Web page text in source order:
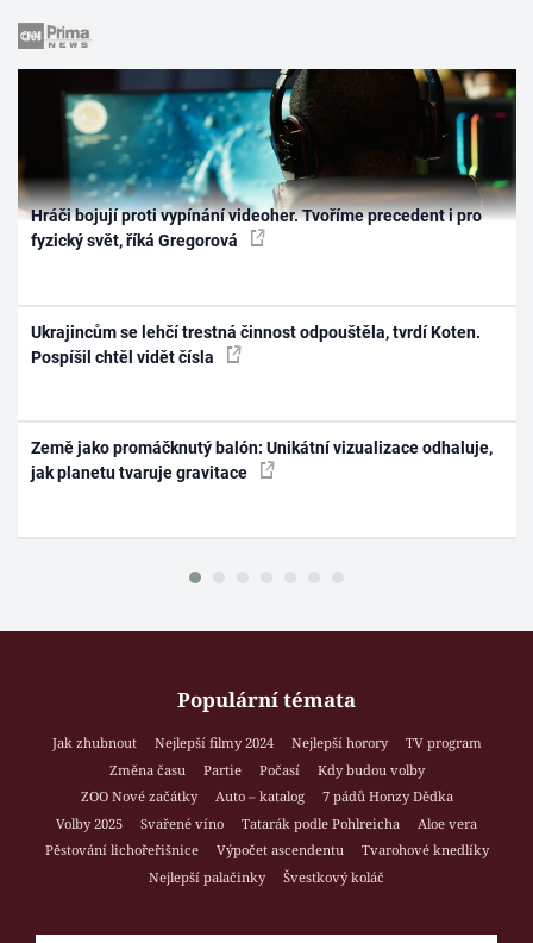
Hráči bojují proti vypínání videoher. Tvoříme precedent i pro
fyzický svět, říká Gregorová
Ukrajincům se lehčí trestná činnost odpouštěla, tvrdí Koten.
Pospíšil chtěl vidět čísla
Země jako promáčknutý balón: Unikátní vizualizace odhaluje,
jak planetu tvaruje gravitace
Populární témata
Jak zhubnout Nejlepší filmy 2024 Nejlepší horory
TV program
Změna času
Partie Počasí
Kdy budou volby
ZOO Nové začátky
Auto – katalog
7 pádů Honzy Dědka
Volby 2025
Svařené víno Tatarák podle Pohlreicha
Aloe vera
Pěstování lichořeřišnice
Výpočet ascendentu
Tvarohové knedlíky
Nejlepší palačinky
Švestkový koláč